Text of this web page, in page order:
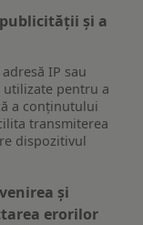
și a
IP sau
pentru a
a conținutului
transmiterea
dispozitivul
și
erorilor